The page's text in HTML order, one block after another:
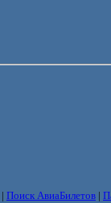
| Поиск АвиаБилетов |